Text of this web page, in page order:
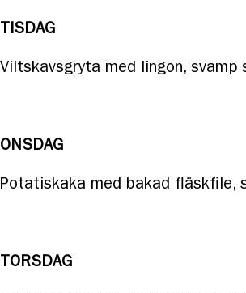
TISDAG
Viltskavsgryta med lingon,
ONSDAG
Potatiskaka med bakad fläskfile,
TORSDAG